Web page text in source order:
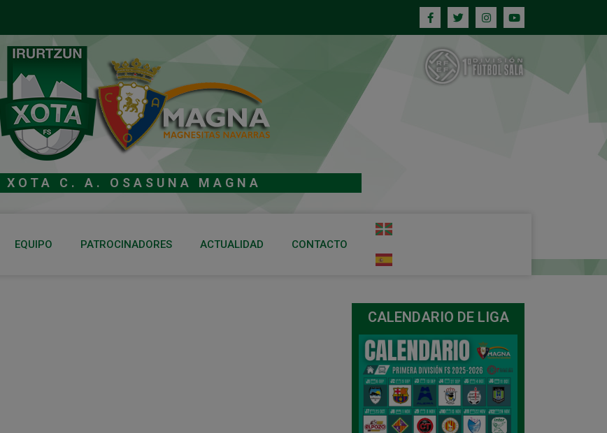
XOTA C. A. OSASUNA MAGNA
EQUIPO PATROCINADORES ACTUALIDAD CONTACTO
CALENDARIO DE LIGA